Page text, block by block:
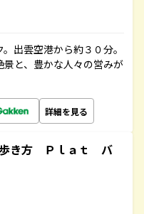
出雲空港から約３０分。
と、豊かな人々の営みが
詳細を見る
き方 Ｐｌａｔ バ